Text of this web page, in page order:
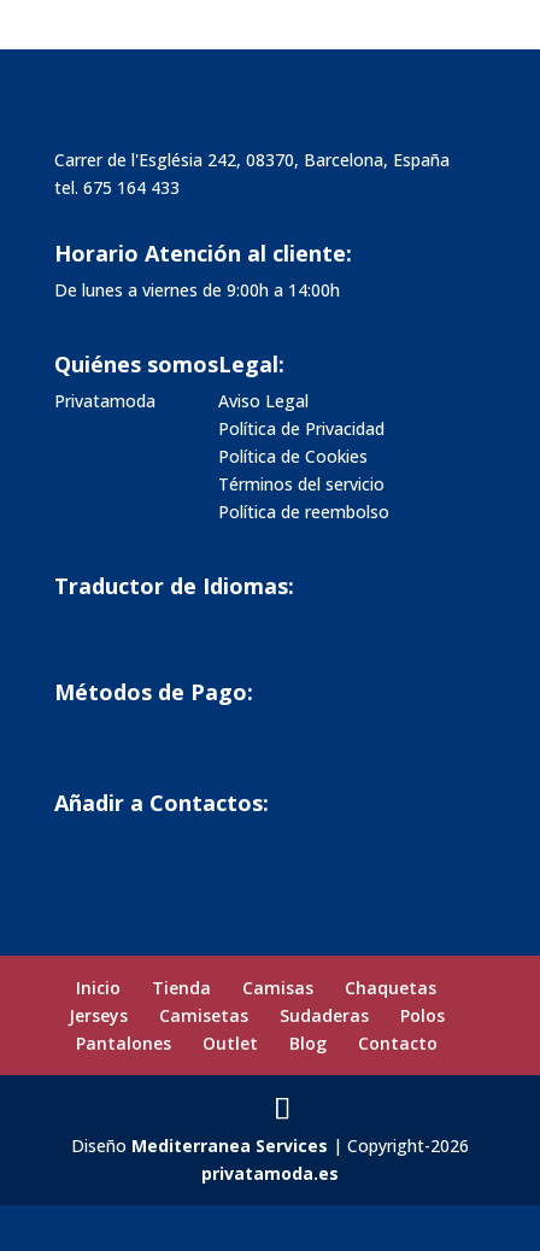
Carrer de l'Església 242, 08370, Barcelona, España
tel. 675 164 433
Horario Atención al cliente:
De lunes a viernes de 9:00h a 14:00h
Quiénes somos
Privatamoda
Legal:
Aviso Legal
Política de Privacidad
Política de Cookies
Términos del servicio
Política de reembolso
Traductor de Idiomas:
Métodos de Pago:
Añadir a Contactos:
Inicio Tienda Camisas
Chaquetas
Jerseys
Camisetas Sudaderas
Polos
Pantalones
Outlet Blog Contacto
Diseño Mediterranea Services | Copyright-2026
privatamoda.es